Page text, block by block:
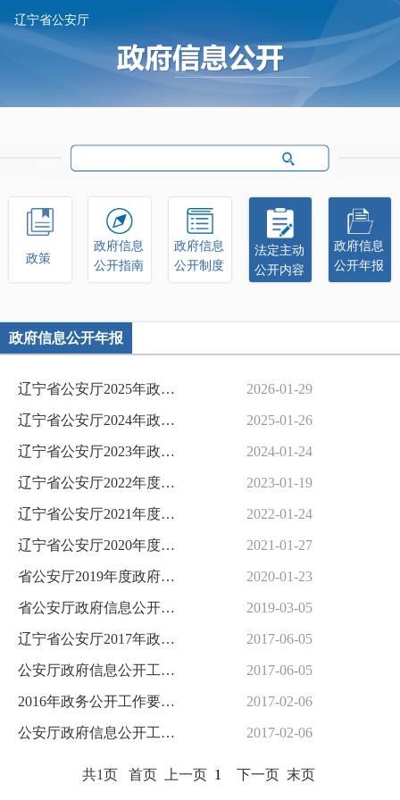
辽宁省公安厅
政策
政府信息
公开指南
政府信息
公开制度
法定主动
公开内容
政府信息
公开年报
政府信息公开年报
辽宁省公安厅2025年政府信息公开工作年度报告 2026-01-29
辽宁省公安厅2024年政府信息公开工作年度报告 2025-01-26
辽宁省公安厅2023年政府信息公开工作年度报告 2024-01-24
辽宁省公安厅2022年度政府信息公开工作报告 2023-01-19
辽宁省公安厅2021年度政府信息公开工作报告 2022-01-24
辽宁省公安厅2020年度政府信息公开工作报告 2021-01-27
省公安厅2019年度政府信息公开工作报告 2020-01-23
省公安厅政府信息公开工作年度报告（2018年度） 2019-03-05
辽宁省公安厅2017年政务公开 2017-06-05
公安厅政府信息公开工作年度报告 2017-06-05
2016年政务公开工作要点贯彻落实情况 2017-02-06
公安厅政府信息公开工作年度报告 （2015年度） 2017-02-06
共1页 首页 上一页 1 下一页 末页